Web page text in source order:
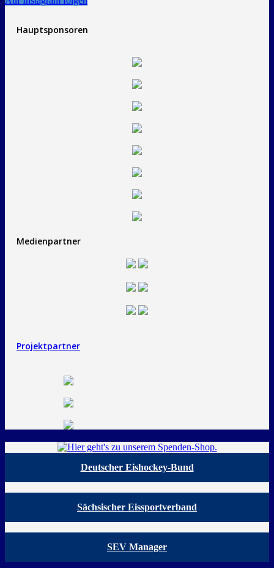
Hauptsponsoren
Medienpartner
Projektpartner
Deutscher Eishockey-Bund
Sächsischer Eissportverband
SEV Manager